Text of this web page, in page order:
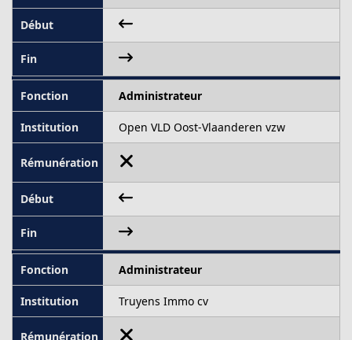
Administrateur
Open VLD Oost-Vlaanderen vzw
Administrateur
Truyens Immo cv